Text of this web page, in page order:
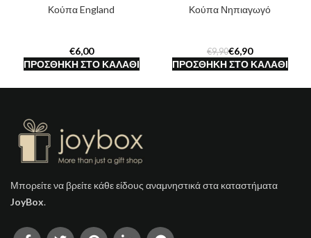
Κούπα England
€
ΠΡΟΣΘΉΚΗ ΣΤΟ ΚΑΛΆΘΙ
Κούπα Νηπιαγωγό
€9,90€6,90
ΠΡΟΣΘΉΚΗ ΣΤΟ ΚΑΛΆΘΙ
Μπορείτε να βρείτε κάθε είδους αναμνηστικά στα καταστήματα
JoyBox.